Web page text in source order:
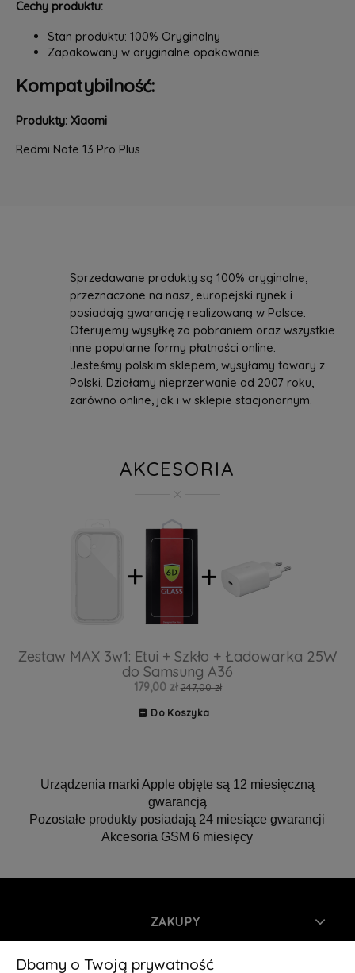
Cechy produktu:
Stan produktu: 100% Oryginalny
Zapakowany w oryginalne opakowanie
Kompatybilność:
Produkty: Xiaomi
Redmi Note 13 Pro Plus
Sprzedawane produkty są 100% oryginalne,
przeznaczone na nasz, europejski rynek i
posiadają gwarancję realizowaną w Polsce.
Oferujemy wysyłkę za pobraniem oraz wszystkie
inne popularne formy płatności online.
Jesteśmy polskim sklepem, wysyłamy towary z
Polski. Działamy nieprzerwanie od 2007 roku,
zarówno online, jak i w sklepie stacjonarnym.
AKCESORIA
Zestaw MAX 3w1: Etui + Szkło + Ładowarka 25W
do Samsung A36
179,00 zł 247,00 zł
Do Koszyka
Urządzenia marki Apple objęte są 12 miesięczną
gwarancją
Pozostałe produkty posiadają 24 miesiące gwarancji
Akcesoria GSM 6 miesięcy
ZAKUPY
INFORMACJE
Dbamy o Twoją prywatność